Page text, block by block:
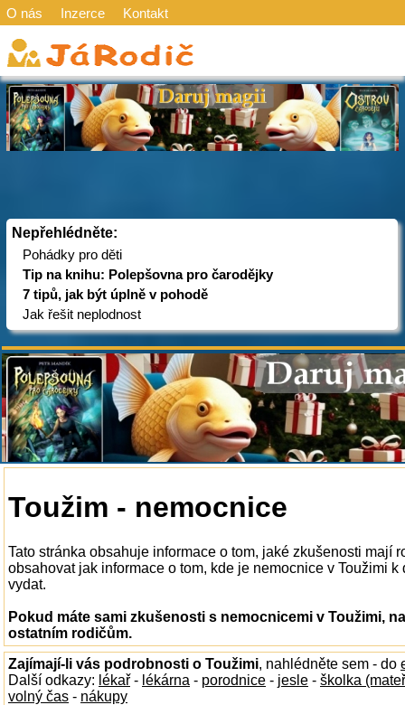
O nás Inzerce Kontakt
Nepřehlédněte:
Pohádky pro děti
Tip na knihu: Polepšovna pro čarodějky
7 tipů, jak být úplně v pohodě
Jak řešit neplodnost
Toužim - nemocnice
Tato stránka obsahuje informace o tom, jaké zkušenosti mají
obsahovat jak informace o tom, kde je nemocnice v Toužimi
vydat.
Pokud máte sami zkušenosti s nemocnicemi v Toužimi,
ostatním rodičům.
Zajímají-li vás podrobnosti o Toužimi, nahlédněte sem - do
Další odkazy: lékař - lékárna - porodnice - jesle - školka
volný čas - nákupy